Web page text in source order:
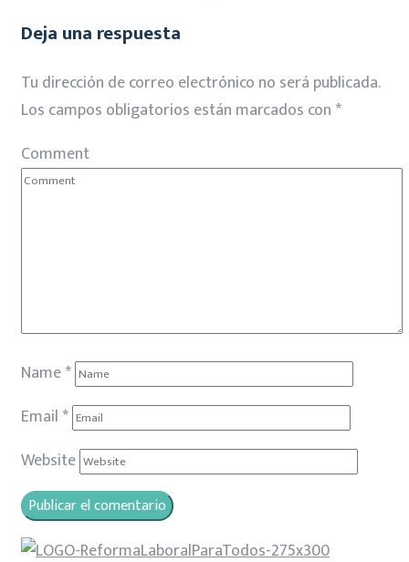
Deja una respuesta
Tu dirección de correo electrónico no será publicada.
Los campos obligatorios están marcados con *
Comment
Name*
Email *
Website